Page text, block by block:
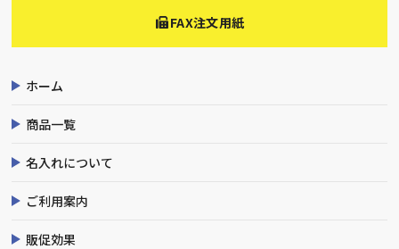
FAX注文用紙
ホーム
商品一覧
名入れについて
ご利用案内
販促効果